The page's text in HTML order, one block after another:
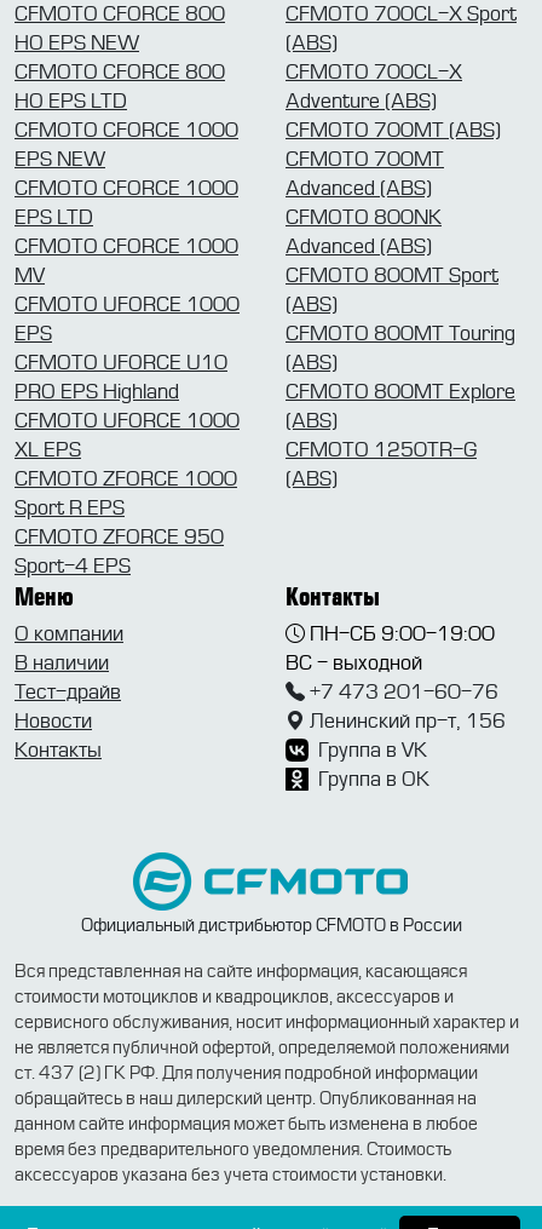
CFMOTO CFORCE 800
HO EPS NEW
CFMOTO CFORCE 800
HO EPS LTD
CFMOTO CFORCE 1000
EPS NEW
CFMOTO CFORCE 1000
EPS LTD
CFMOTO CFORCE 1000
MV
CFMOTO UFORCE 1000
EPS
CFMOTO UFORCE U10
PRO EPS Highland
CFMOTO UFORCE 1000
XL EPS
CFMOTO ZFORCE 1000
Sport R EPS
CFMOTO ZFORCE 950
Sport-4 EPS
CFMOTO 700CL-X Sport
(ABS)
CFMOTO 700CL-X
Adventure (ABS)
CFMOTO 700MT (ABS)
CFMOTO 700MT
Advanced (ABS)
CFMOTO 800NK
Advanced (ABS)
CFMOTO 800MT Sport
(ABS)
CFMOTO 800MT Touring
(ABS)
CFMOTO 800MT Explore
(ABS)
CFMOTO 1250TR-G
(ABS)
Меню
О компании
В наличии
Тест-драйв
Новости
Контакты
Контакты
ПН-СБ 9:00-19:00
ВС - выходной
+7 473 201-60-76
Ленинский пр-т, 156
Группа в VK
Группа в OK
Официальный дистрибьютор CFMOTO в России
Вся представленная на сайте информация, касающаяся
стоимости мотоциклов и квадроциклов, аксессуаров и
сервисного обслуживания, носит информационный характер и
не является публичной офертой, определяемой положениями
ст. 437 (2) ГК РФ. Для получения подробной информации
обращайтесь в наш дилерский центр. Опубликованная на
данном сайте информация может быть изменена в любое
время без предварительного уведомления. Стоимость
аксессуаров указана без учета стоимости установки.